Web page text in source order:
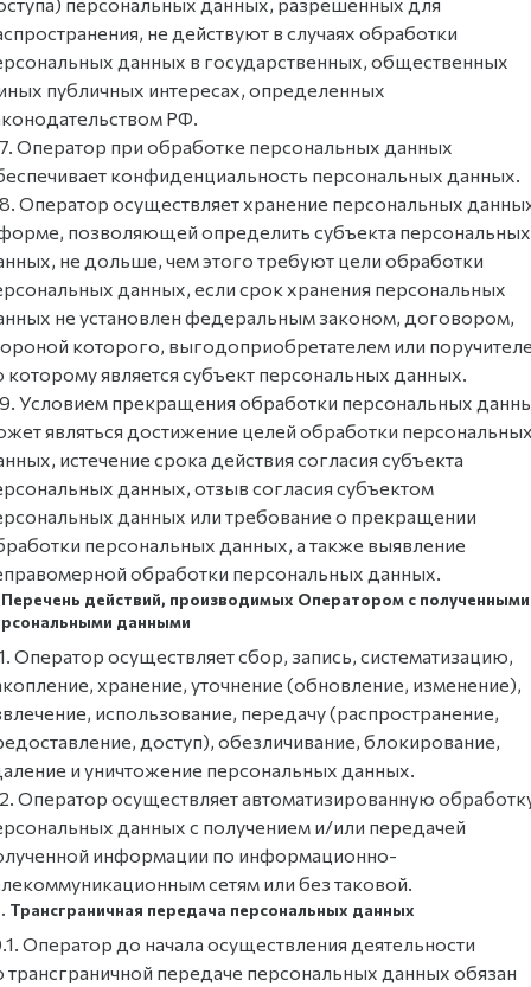
не действуют в случаях обработки
данных в государственных, общественных
публичных интересах, определенных
РФ.
Оператор при обработке персональных данных
конфиденциальность персональных данных.
Оператор осуществляет хранение персональных
позволяющей определить субъекта персональных
не дольше, чем этого требуют цели обработки
данных, если срок хранения персональных
не установлен федеральным законом, договором,
которого, выгодоприобретателем или
которому является субъект персональных данных.
Условием прекращения обработки персональных
являться достижение целей обработки
истечение срока действия согласия субъекта
данных, отзыв согласия субъектом
данных или требование о прекращении
персональных данных, а также выявление
обработки персональных данных.
действий, производимых Оператором с полученными
данными
Оператор осуществляет сбор, запись, систематизацию,
хранение, уточнение (обновление, изменение),
использование, передачу (распространение,
доступ), обезличивание, блокирование,
и уничтожение персональных данных.
Оператор осуществляет автоматизированную
данных с получением и/или передачей
информации по информационно-
сетям или без таковой.
Трансграничная передача персональных данных
Оператор до начала осуществления деятельности
трансграничной передаче персональных данных обязан